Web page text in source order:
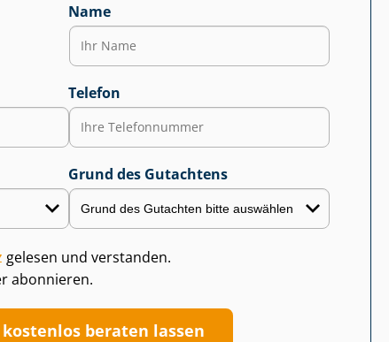
Name
Telefon
Grund des Gutachtens
gelesen und verstanden.
abonnieren.
kostenlos beraten lassen